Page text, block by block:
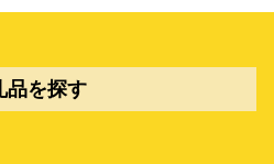
品を探す